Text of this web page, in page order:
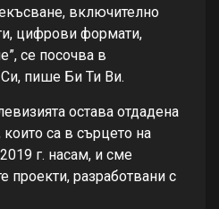
включително
цифрови формати,
се посочва в
пише Би Ти Ви.
остава отдадена
са в сърцето на
г. насам, и сме
проекти, разработвани с